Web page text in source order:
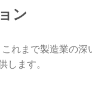
ン
れまで製造業の
します。